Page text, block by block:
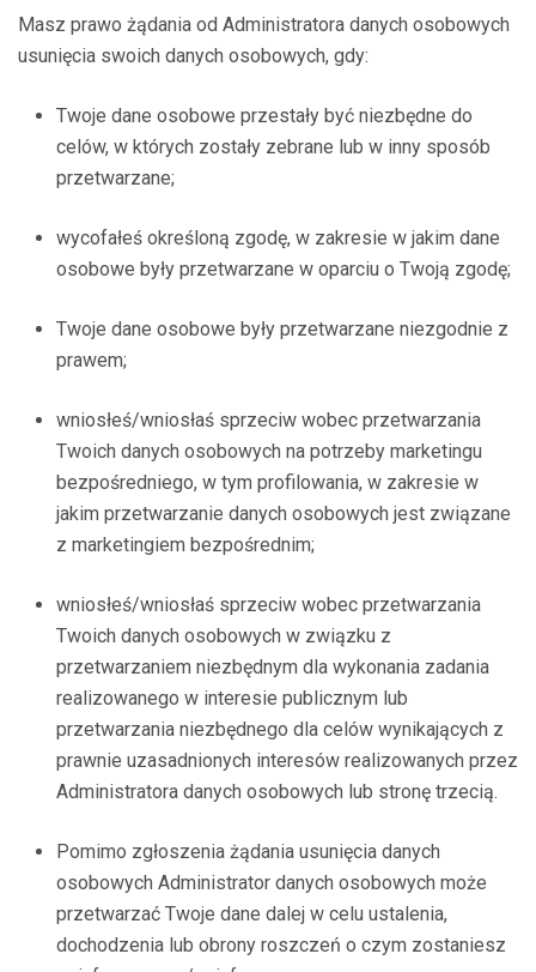
Masz prawo żądania od Administratora danych osobowych
usunięcia swoich danych osobowych, gdy:
Twoje dane osobowe przestały być niezbędne do
celów, w których zostały zebrane lub w inny sposób
przetwarzane;
wycofałeś określoną zgodę, w zakresie w jakim dane
osobowe były przetwarzane w oparciu o Twoją zgodę;
Twoje dane osobowe były przetwarzane niezgodnie z
prawem;
wniosłeś/wniosłaś sprzeciw wobec przetwarzania
Twoich danych osobowych na potrzeby marketingu
bezpośredniego, w tym profilowania, w zakresie w
jakim przetwarzanie danych osobowych jest związane
z marketingiem bezpośrednim;
wniosłeś/wniosłaś sprzeciw wobec przetwarzania
Twoich danych osobowych w związku z
przetwarzaniem niezbędnym dla wykonania zadania
realizowanego w interesie publicznym lub
przetwarzania niezbędnego dla celów wynikających z
prawnie uzasadnionych interesów realizowanych przez
Administratora danych osobowych lub stronę trzecią.
Pomimo zgłoszenia żądania usunięcia danych
osobowych Administrator danych osobowych może
przetwarzać Twoje dane dalej w celu ustalenia,
dochodzenia lub obrony roszczeń o czym zostaniesz